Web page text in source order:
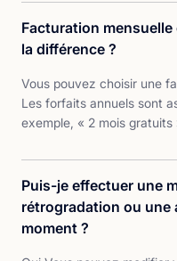
Facturation
la différence ?
Vous pouvez choisir une
Les forfaits annuels sont
exemple, « 2 mois
Puis-je effectuer une
rétrogradation ou une
moment ?